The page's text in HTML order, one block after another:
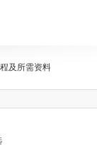
及所需资料